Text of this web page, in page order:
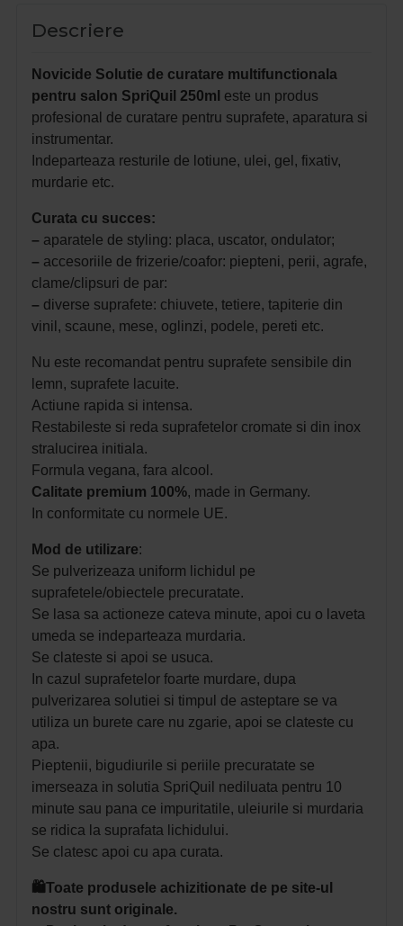
Descriere
Novicide Solutie de curatare multifunctionala
pentru salon SpriQuil 250ml este un produs
profesional de curatare pentru suprafete, aparatura si
instrumentar.
Indeparteaza resturile de lotiune, ulei, gel, fixativ,
murdarie etc.
Curata cu succes:
– aparatele de styling: placa, uscator, ondulator;
– accesoriile de frizerie/coafor: piepteni, perii, agrafe,
clame/clipsuri de par:
– diverse suprafete: chiuvete, tetiere, tapiterie din
vinil, scaune, mese, oglinzi, podele, pereti etc.
Nu este recomandat pentru suprafete sensibile din
lemn, suprafete lacuite.
Actiune rapida si intensa.
Restabileste si reda suprafetelor cromate si din inox
stralucirea initiala.
Formula vegana, fara alcool.
Calitate premium 100%, made in Germany.
In conformitate cu normele UE.
Mod de utilizare:
Se pulverizeaza uniform lichidul pe
suprafetele/obiectele precuratate.
Se lasa sa actioneze cateva minute, apoi cu o laveta
umeda se indeparteaza murdaria.
Se clateste si apoi se usuca.
In cazul suprafetelor foarte murdare, dupa
pulverizarea solutiei si timpul de asteptare se va
utiliza un burete care nu zgarie, apoi se clateste cu
apa.
Pieptenii, bigudiurile si periile precuratate se
imerseaza in solutia SpriQuil nediluata pentru 10
minute sau pana ce impuritatile, uleiurile si murdaria
se ridica la suprafata lichidului.
Se clatesc apoi cu apa curata.
🛍️Toate produsele achizitionate de pe site-ul
nostru sunt originale.